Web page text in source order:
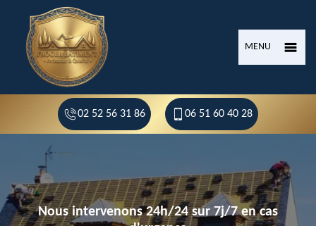
MENU
02 52 56 31 86 06 51 60 40 28
Nous intervenons 24h/24 sur 7j/7 en cas